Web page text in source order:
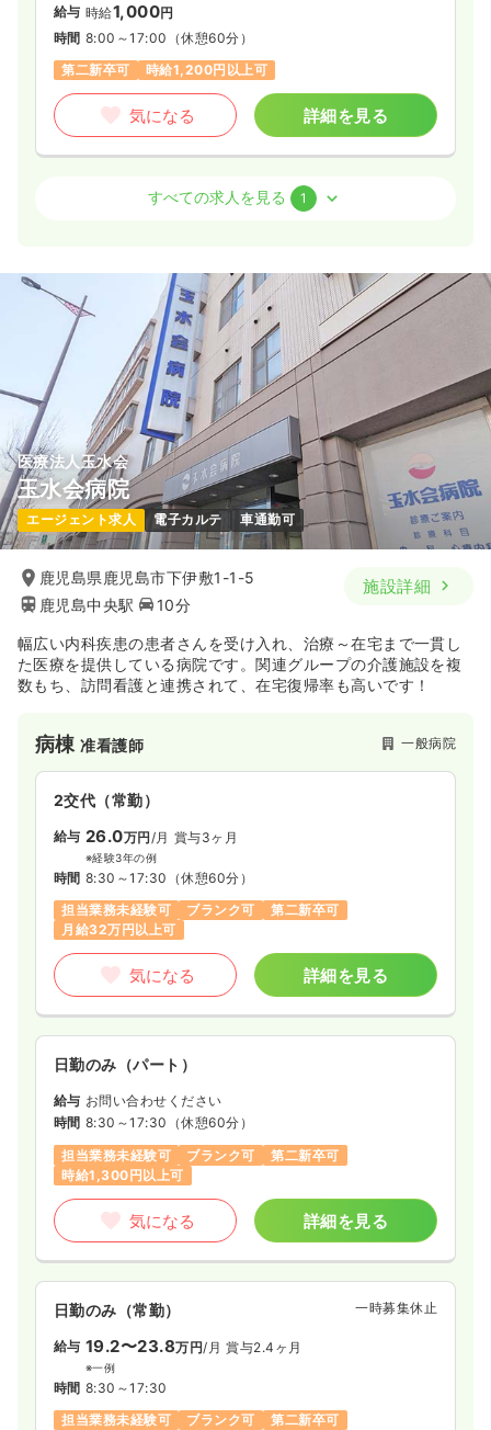
給与 時給1,000円
時間 8:00～17:00 （休憩60分）
第二新卒可
時給1,200円以上可
気になる 詳細を見る
16.1〜22.1万円 賞与2回
※一例
時間
8:00～17:00
年間休日120日
4週8休以上 月給25万円以上可
気になる 詳細を見る
すべての求人を見る 1
医療法人玉水会
玉水会病院
エージェント求人 電子カルテ 車通勤可
鹿児島県鹿児島市下伊敷1-1-5
鹿児島中央駅
10分
施設詳細
幅広い内科疾患の患者さんを受け入れ、治療～在宅まで一貫し
た医療を提供している病院です。関連グループの介護施設を複
数もち、訪問看護と連携されて、在宅復帰率も高いです！
病棟准看護師 一般病院
2交代（常勤）
給与 26.0万円 /月 賞与3ヶ月
※経験3年の例
時間 8:30～17:30 （休憩60分）
担当業務未経験可
ブランク可
第二新卒可
月給32万円以上可
気になる 詳細を見る
日勤のみ（パート）
給与 お問い合わせください
時間 8:30～17:30 （休憩60分）
担当業務未経験可
ブランク可
第二新卒可
時給1,300円以上可
気になる 詳細を見る
日勤のみ（常勤） 一時募集休止
給与 19.2〜23.8万円/月 賞与2.4ヶ月
※一例
時間 8:30～17:30
担当業務未経験可
ブランク可
第二新卒可